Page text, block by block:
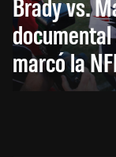
marcó la